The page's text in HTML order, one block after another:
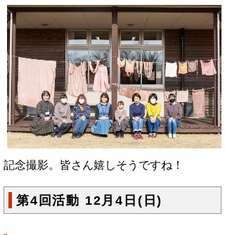
記念撮影。皆さん嬉しそうですね！
第4回活動 12月4日(日)